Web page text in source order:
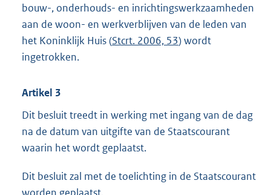
bouw-, onderhouds- en inrichtingswerkzaamheden
aan de woon- en werkverblijven van de leden van
het Koninklijk Huis (Stcrt. 2006, 53) wordt
ingetrokken.
Artikel 3
Dit besluit treedt in werking met ingang van de dag
na de datum van uitgifte van de Staatscourant
waarin het wordt geplaatst.
Dit besluit zal met de toelichting in de Staatscourant
worden geplaatst.